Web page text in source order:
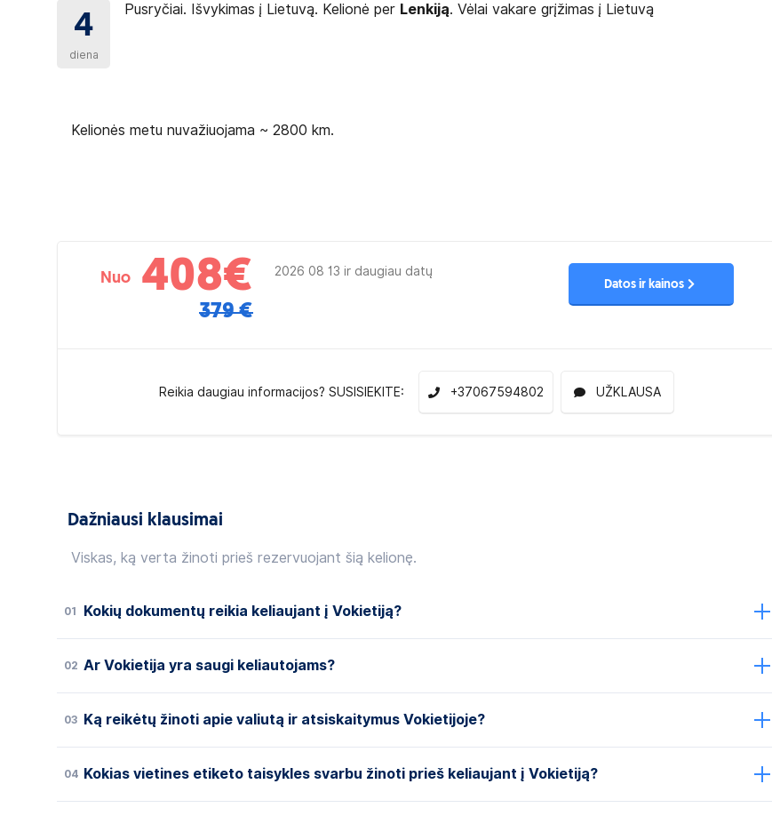
4
diena
Pusryčiai. Išvykimas į Lietuvą. Kelionė per Lenkiją. Vėlai vakare grįžimas į Lietuvą
Kelionės metu nuvažiuojama ~ 2800 km.
Nuo 408€
379 €
2026 08 13 ir daugiau datų
Datos ir kainos
Reikia daugiau informacijos? SUSISIEKITE: +37067594802 UŽKLAUSA
Dažniausi klausimai
Viskas, ką verta žinoti prieš rezervuojant šią kelionę.
01 Kokių dokumentų reikia keliaujant į Vokietiją?
02 Ar Vokietija yra saugi keliautojams?
03 Ką reikėtų žinoti apie valiutą ir atsiskaitymus Vokietijoje?
04 Kokias vietines etiketo taisykles svarbu žinoti prieš keliaujant į Vokietiją?